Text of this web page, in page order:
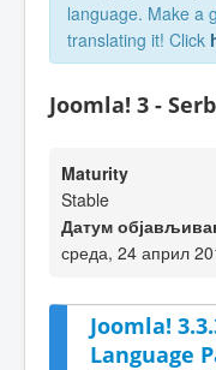
language. Make a
translating it! Click
Joomla! 3 -
Maturity
Stable
Датум
среда, 24 април
Joomla!
Language